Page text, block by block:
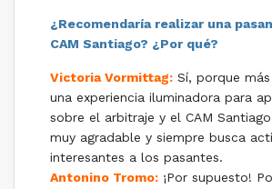
¿Recomendaría realizar una
CAM Santiago? ¿Por qué?
Victoria Vormittag: Sí, porque
una experiencia iluminadora para
sobre el arbitraje y el CAM
muy agradable y siempre busca
interesantes a los pasantes.
Antonino Tromo:¡Por supuesto!